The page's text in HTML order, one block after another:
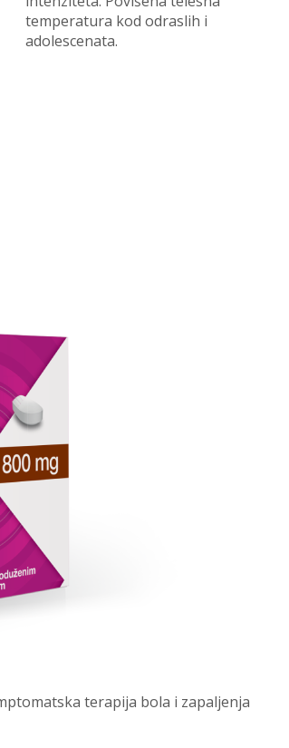
temperatura kod odraslih i
adolescenata.
terapija bola i zapaljenja